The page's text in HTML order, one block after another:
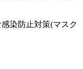
染防止対策(マスク